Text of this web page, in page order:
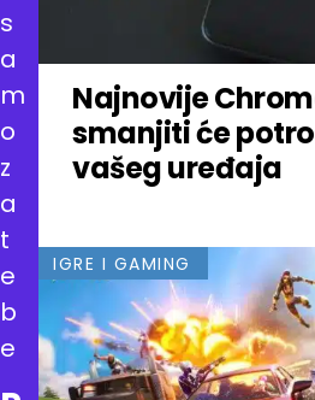
Najnovije
smanjiti će
vašeg uređaja
IGRE I GAMING
s
a
m
o
z
a
t
e
b
e